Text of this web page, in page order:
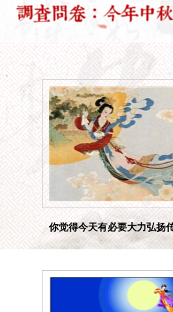
你觉得今天有必要大力弘扬